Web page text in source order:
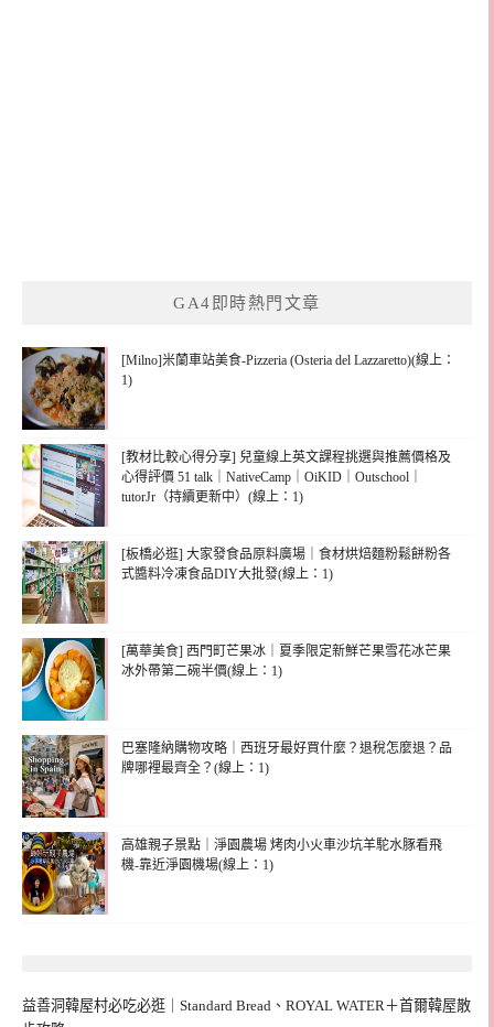
GA4即時熱門文章
[Milno]米蘭車站美食-Pizzeria (Osteria del Lazzaretto)(線上：
1)
[教材比較心得分享] 兒童線上英文課程挑選與推薦價格及
心得評價 51 talk｜NativeCamp｜OiKID｜Outschool｜
tutorJr（持續更新中）(線上：1)
[板橋必逛] 大家發食品原料廣場｜食材烘焙麵粉鬆餅粉各
式醬料冷凍食品DIY大批發(線上：1)
[萬華美食] 西門町芒果冰｜夏季限定新鮮芒果雪花冰芒果
冰外帶第二碗半價(線上：1)
巴塞隆納購物攻略｜西班牙最好買什麼？退稅怎麼退？品
牌哪裡最齊全？(線上：1)
高雄親子景點｜淨園農場 烤肉小火車沙坑羊駝水豚看飛
機-靠近淨園機場(線上：1)
益善洞韓屋村必吃必逛｜Standard Bread、ROYAL WATER＋首爾韓屋散